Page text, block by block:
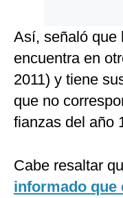
Así, señaló que
encuentra en
2011) y tiene
que no
fianzas del año
Cabe resaltar
informado que